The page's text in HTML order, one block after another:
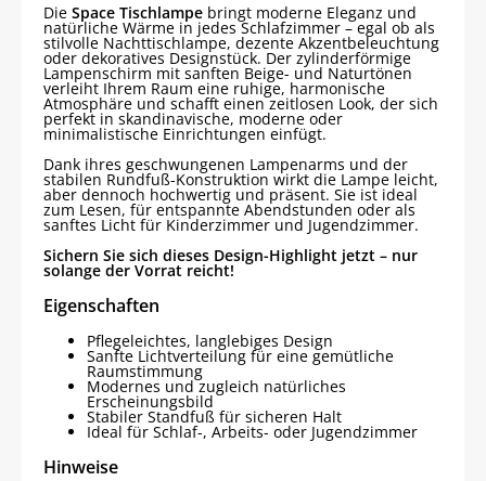
Die Space Tischlampe bringt moderne Eleganz und
natürliche Wärme in jedes Schlafzimmer – egal ob als
stilvolle Nachttischlampe, dezente Akzentbeleuchtung
oder dekoratives Designstück. Der zylinderförmige
Lampenschirm mit sanften Beige- und Naturtönen
verleiht Ihrem Raum eine ruhige, harmonische
Atmosphäre und schafft einen zeitlosen Look, der sich
perfekt in skandinavische, moderne oder
minimalistische Einrichtungen einfügt.
Dank ihres geschwungenen Lampenarms und der
stabilen Rundfuß-Konstruktion wirkt die Lampe leicht,
aber dennoch hochwertig und präsent. Sie ist ideal
zum Lesen, für entspannte Abendstunden oder als
sanftes Licht für Kinderzimmer und Jugendzimmer.
Sichern Sie sich dieses Design-Highlight jetzt – nur
solange der Vorrat reicht!
Eigenschaften
Pflegeleichtes, langlebiges Design
Sanfte Lichtverteilung für eine gemütliche
Raumstimmung
Modernes und zugleich natürliches
Erscheinungsbild
Stabiler Standfuß für sicheren Halt
Ideal für Schlaf-, Arbeits- oder Jugendzimmer
Hinweise